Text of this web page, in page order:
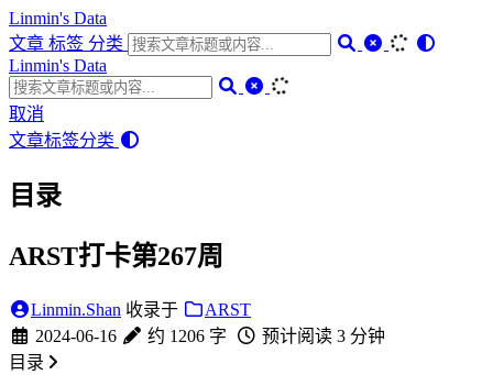
Linmin's Data
文章 标签 分类
Linmin's Data
取消
文章标签分类
目录
ARST打卡第267周
Linmin.Shan 收录于
ARST
2024-06-16
约 1206 字
预计阅读 3 分钟
目录